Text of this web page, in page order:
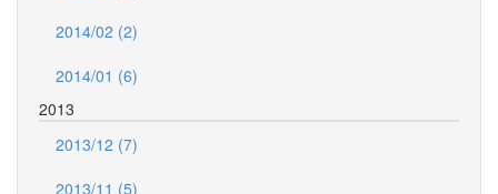
2014/02 (2)
2014/01 (6)
2013
2013/12 (7)
2013/11 (5)